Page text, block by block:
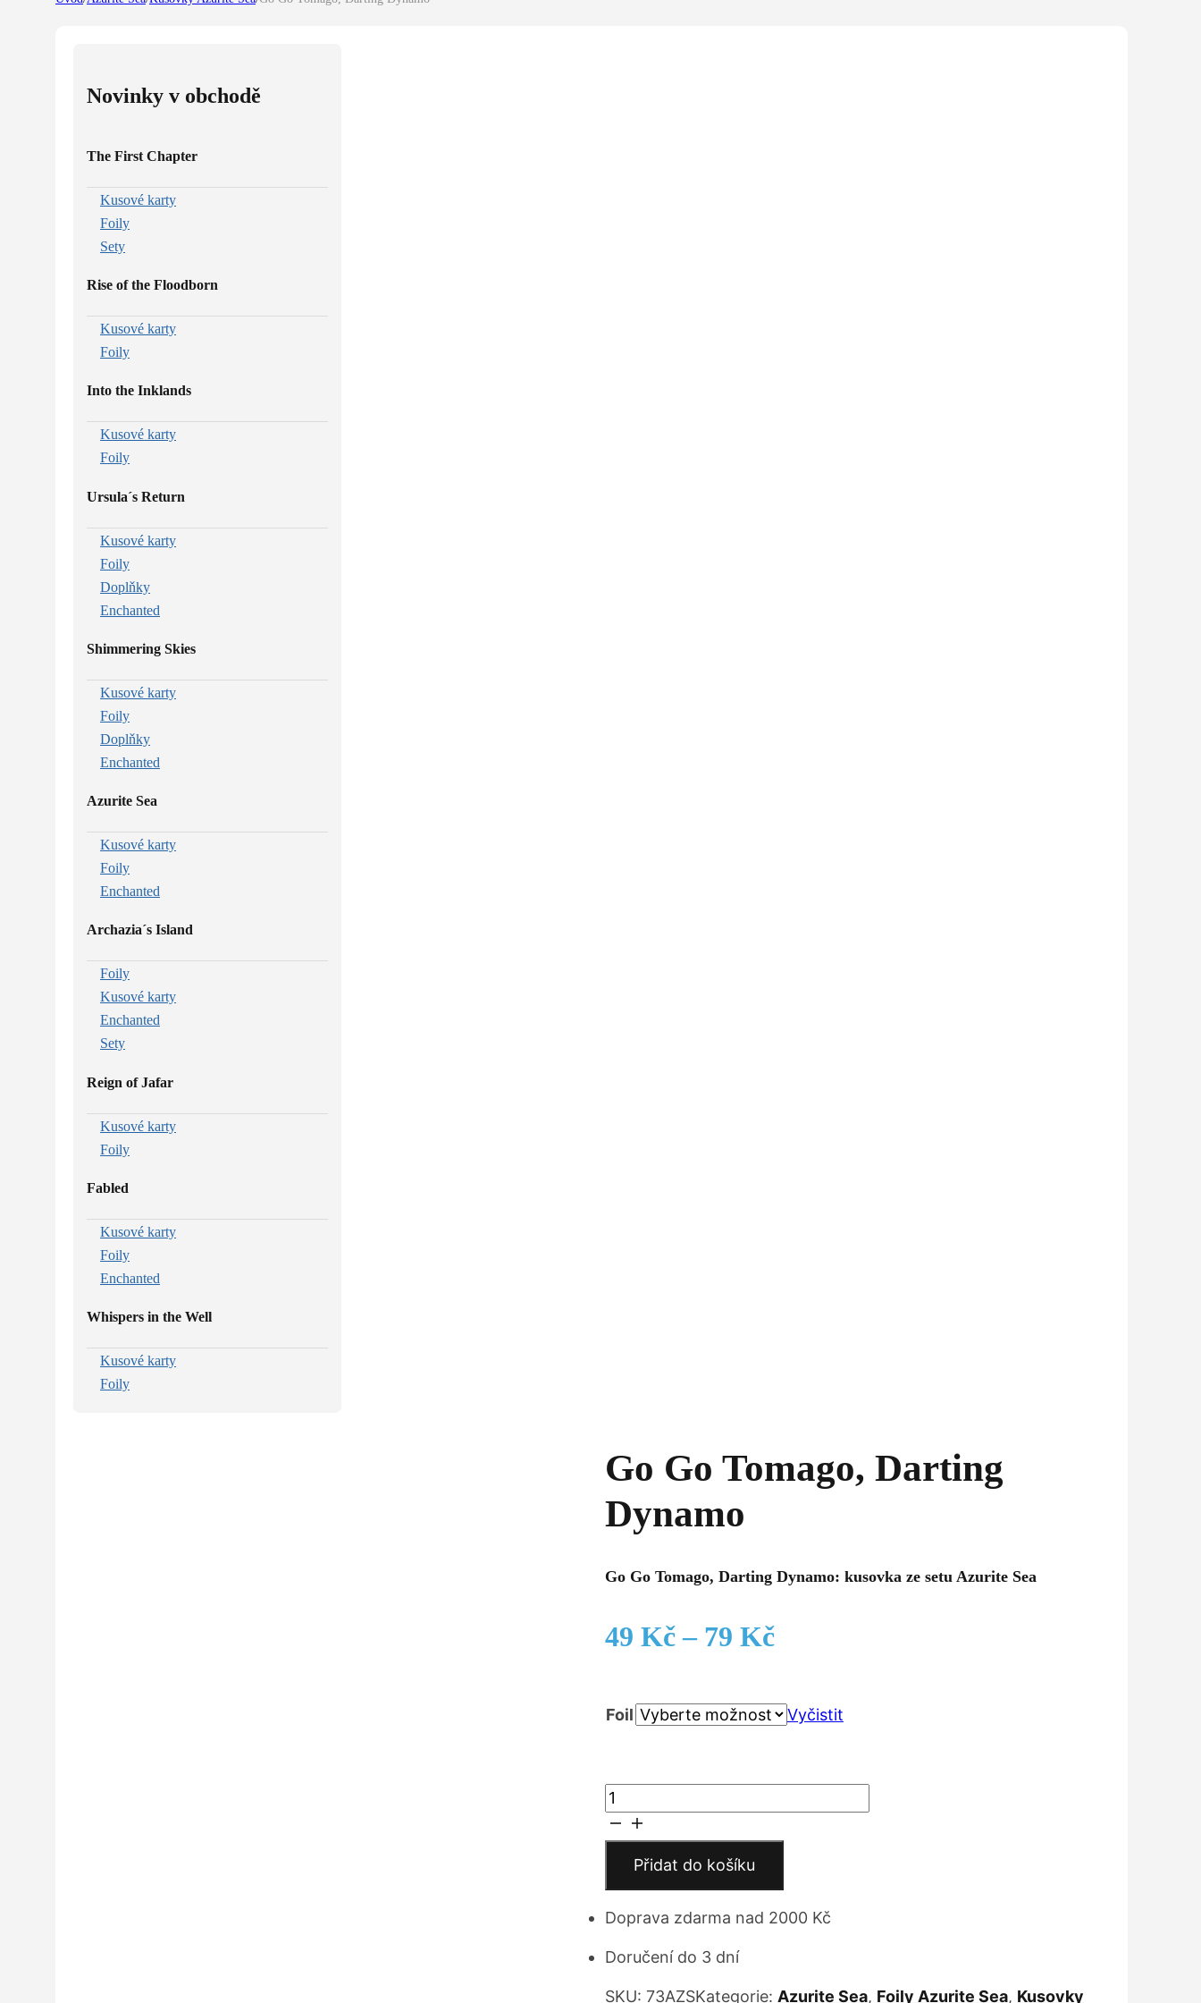
Novinky v obchodě
The First Chapter
Kusové karty
Foily
Sety
Rise of the Floodborn
Kusové karty
Foily
Into the Inklands
Kusové karty
Foily
Ursula´s Return
Kusové karty
Foily
Doplňky
Enchanted
Shimmering Skies
Kusové karty
Foily
Doplňky
Enchanted
Azurite Sea
Kusové karty
Foily
Enchanted
Archazia´s Island
Foily
Kusové karty
Enchanted
Sety
Reign of Jafar
Kusové karty
Foily
Fabled
Kusové karty
Foily
Enchanted
Whispers in the Well
Kusové karty
Foily
Go Go Tomago, Darting
Dynamo
Go Go Tomago, Darting Dynamo: kusovka ze setu Azurite Sea
49 Kč – 79 KčRozpětí
49 Kč
79 Kč
Foil Vyčistit
Go
Go
Tomago,
Darting
Dynamo
množství
Přidat do košíku
Doprava zdarma nad 2000 Kč
Doručení do 3 dní
SKU: 73AZSKategorie: Azurite Sea, Foily Azurite Sea, Kusovky